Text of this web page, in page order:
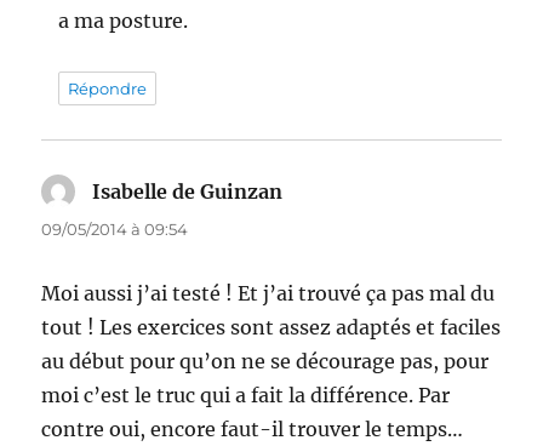
a ma posture.
Répondre
Isabelle de Guinzan
09/05/2014 à 09:54
Moi aussi j’ai testé ! Et j’ai trouvé ça pas mal du
tout ! Les exercices sont assez adaptés et faciles
au début pour qu’on ne se décourage pas, pour
moi c’est le truc qui a fait la différence. Par
contre oui, encore faut-il trouver le temps…